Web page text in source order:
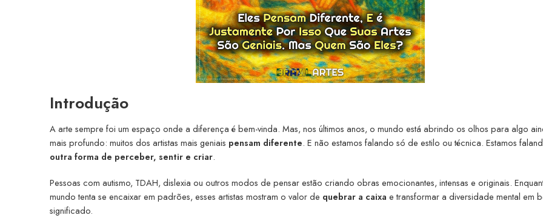
Introdução
A arte sempre foi um espaço onde a diferença é bem-vinda. Mas, nos últimos anos, o mundo está abrindo os olhos para algo
mais profundo: muitos dos artistas mais geniais pensam diferente. E não estamos falando só de estilo ou técnica. Estamos
outra forma de perceber, sentir e criar.
Pessoas com autismo, TDAH, dislexia ou outros modos de pensar estão criando obras emocionantes, intensas e originais.
mundo tenta se encaixar em padrões, esses artistas mostram o valor de quebrar a caixa e transformar a diversidade mental em
significado.